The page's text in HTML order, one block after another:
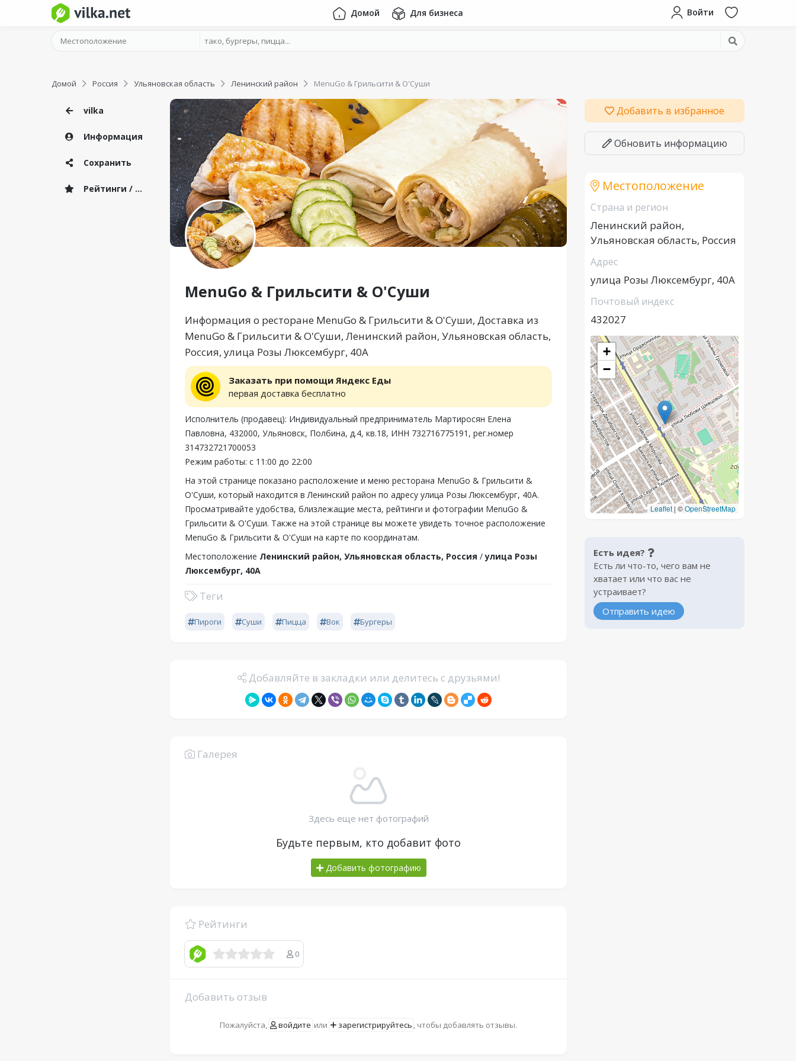
Домой Для бизнеса Войти
Домой Россия Ульяновская область Ленинский район MenuGo & Грильсити & О'Суши
vilka
Информация
Сохранить
Рейтинги / Отзывы
MenuGo & Грильсити & О'Суши
Информация о ресторане MenuGo & Грильсити & О'Суши, Доставка из
MenuGo & Грильсити & О'Суши, Ленинский район, Ульяновская область,
Россия, улица Розы Люксембург, 40А
Заказать при помощи Яндекс Еды
первая доставка бесплатно
Исполнитель (продавец): Индивидуальный предприниматель Мартиросян Елена
Павловна, 432000, Ульяновск, Полбина, д.4, кв.18, ИНН 732716775191, рег.номер
314732721700053
Режим работы: с 11:00 до 22:00
На этой странице показано расположение и меню ресторана MenuGo & Грильсити &
О'Суши, который находится в Ленинский район по адресу улица Розы Люксембург, 40А.
Просматривайте удобства, близлежащие места, рейтинги и фотографии MenuGo &
Грильсити & О'Суши. Также на этой странице вы можете увидеть точное расположение
MenuGo & Грильсити & О'Суши на карте по координатам.
Местоположение Ленинский район, Ульяновская область, Россия /улица Розы
Люксембург, 40А
Теги
Пироги Суши Пицца Вок Бургеры
Добавляйте в закладки или делитесь с друзьями!
Галерея
Здесь еще нет фотографий
Будьте первым, кто добавит фото
Добавить фотографию
Рейтинги
0
Добавить отзыв
Пожалуйста, войдите или зарегистрируйтесь , чтобы добавлять отзывы.
Добавить в избранное
Обновить информацию
Местоположение
Страна и регион
Ленинский район,
Ульяновская область, Россия
Адрес
улица Розы Люксембург, 40А
Почтовый индекс
432027
+
−
Leaflet | ©OpenStreetMap
Есть идея?
Есть ли что-то, чего вам не
хватает или что вас не
устраивает?
Отправить идею